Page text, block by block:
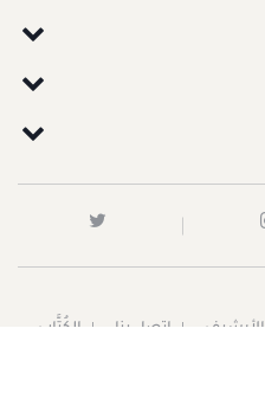
الأرشيف اتصل بنا
الكُتَّاب